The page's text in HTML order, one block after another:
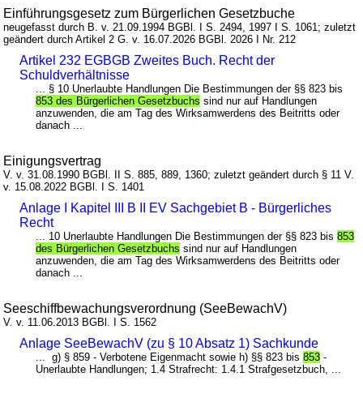
Einführungsgesetz zum Bürgerlichen Gesetzbuche
neugefasst durch B. v. 21.09.1994 BGBl. I S. 2494, 1997 I S. 1061; zuletzt
geändert durch Artikel 2 G. v. 16.07.2026 BGBl. 2026 I Nr. 212
Artikel 232 EGBGB Zweites Buch. Recht der
Schuldverhältnisse
... § 10 Unerlaubte Handlungen Die Bestimmungen der §§ 823 bis
853 des Bürgerlichen Gesetzbuchs sind nur auf Handlungen
anzuwenden, die am Tag des Wirksamwerdens des Beitritts oder
danach ...
Einigungsvertrag
V. v. 31.08.1990 BGBl. II S. 885, 889, 1360; zuletzt geändert durch § 11 V.
v. 15.08.2022 BGBl. I S. 1401
Anlage I Kapitel III B II EV Sachgebiet B - Bürgerliches
Recht
... 10 Unerlaubte Handlungen Die Bestimmungen der §§ 823 bis853
des Bürgerlichen Gesetzbuchs sind nur auf Handlungen
anzuwenden, die am Tag des Wirksamwerdens des Beitritts oder
danach ...
Seeschiffbewachungsverordnung (SeeBewachV)
V. v. 11.06.2013 BGBl. I S. 1562
Anlage SeeBewachV (zu § 10 Absatz 1) Sachkunde
... g) § 859 - Verbotene Eigenmacht sowie h) §§ 823 bis853 -
Unerlaubte Handlungen; 1.4 Strafrecht: 1.4.1 Strafgesetzbuch, ...